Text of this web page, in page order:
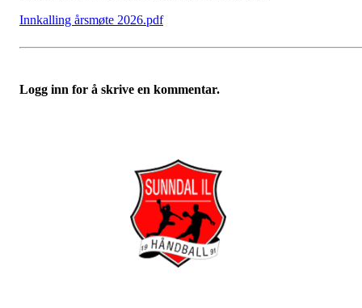
Innkalling årsmøte 2026.pdf
Logg inn for å skrive en kommentar.